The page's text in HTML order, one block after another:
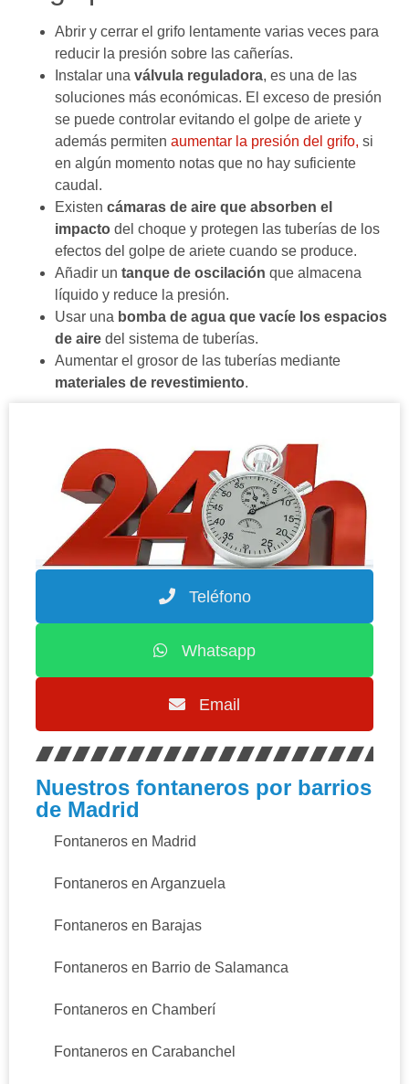
Abrir y cerrar el grifo lentamente varias veces para
reducir la presión sobre las cañerías.
Instalar una válvula reguladora, es una de las
soluciones más económicas. El exceso de presión
se puede controlar evitando el golpe de ariete y
además permiten aumentar la presión del grifo, si
en algún momento notas que no hay suficiente
caudal.
Existen cámaras de aire que absorben el
impacto del choque y protegen las tuberías de los
efectos del golpe de ariete cuando se produce.
Añadir un tanque de oscilación que almacena
líquido y reduce la presión.
Usar una bomba de agua que vacíe los espacios
de aire del sistema de tuberías.
Aumentar el grosor de las tuberías mediante
materiales de revestimiento.
Teléfono
Whatsapp
Email
Nuestros fontaneros por barrios
de Madrid
Fontaneros en Madrid
Fontaneros en Arganzuela
Fontaneros en Barajas
Fontaneros en Barrio de Salamanca
Fontaneros en Chamberí
Fontaneros en Carabanchel